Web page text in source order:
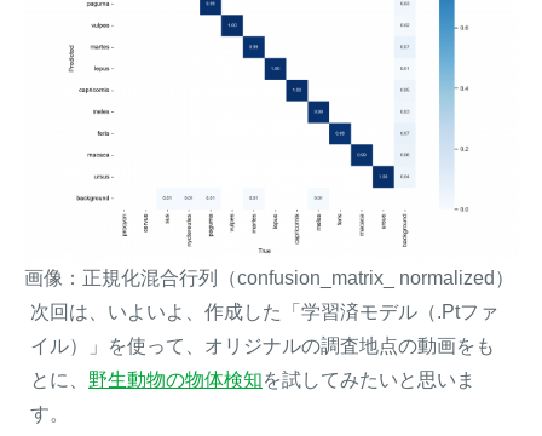
画像：正規化混合行列（confusion_matrix_ normalized）
次回は、いよいよ、作成した「学習済モデル（.Ptファ
イル）」を使って、オリジナルの調査地点の動画をも
とに、 野生動物の物体検知を試してみたいと思いま
す。